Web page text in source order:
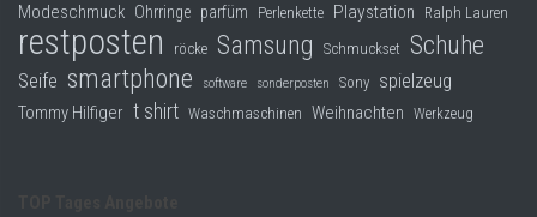
Modeschmuck Ohrringe parfüm Perlenkette Playstation Ralph Lauren
restposten röcke Samsung Schmuckset Schuhe
Seife smartphone software sonderposten Sony spielzeug
Tommy Hilfiger t shirt Waschmaschinen Weihnachten Werkzeug